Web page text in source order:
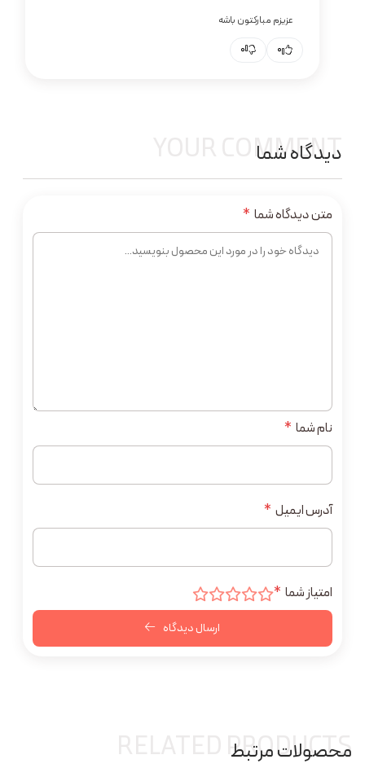
عزیزم مبارکتون باشه
0
0
دیدگاه شما
YOUR COMMENT
نام شما *
آدرس ایمیل *
امتیاز شما *
ارسال دیدگاه
متن دیدگاه شما *
محصولات مرتبط
RELATED PRODUCTS